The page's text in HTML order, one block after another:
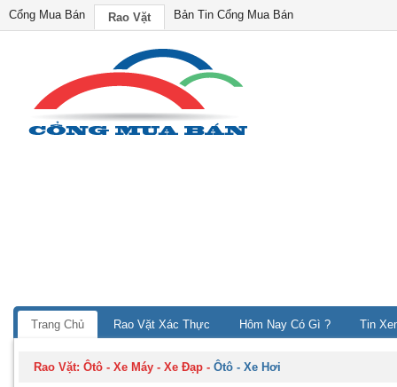
Cổng Mua Bán Rao Vặt Bản Tin Cổng Mua Bán
Trang Chủ Rao Vặt Xác Thực Hôm Nay Có Gì ? Tin
Rao Vặt:Ôtô - Xe Máy - Xe Đạp -Ôtô - Xe Hơi